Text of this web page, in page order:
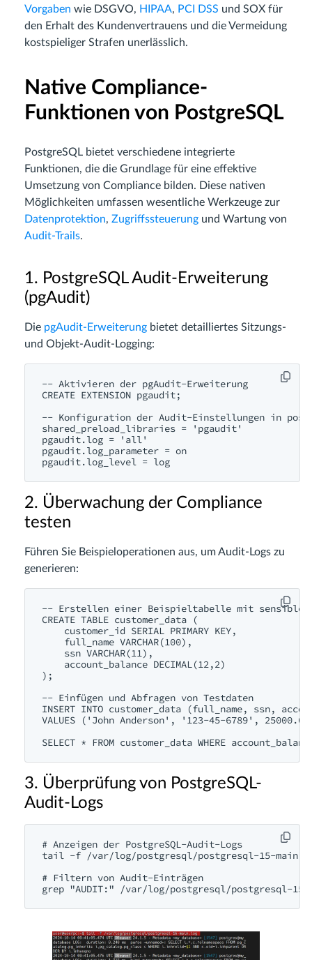
Vorgaben wie DSGVO, HIPAA, PCI DSS und SOX für
den Erhalt des Kundenvertrauens und die Vermeidung
kostspieliger Strafen unerlässlich.
Native Compliance-
Funktionen von PostgreSQL
PostgreSQL bietet verschiedene integrierte
Funktionen, die die Grundlage für eine effektive
Umsetzung von Compliance bilden. Diese nativen
Möglichkeiten umfassen wesentliche Werkzeuge zur
Datenprotektion, Zugriffssteuerung und Wartung von
Audit-Trails.
1. PostgreSQL Audit-Erweiterung
(pgAudit)
Die pgAudit-Erweiterung bietet detailliertes Sitzungs-
und Objekt-Audit-Logging:
-- Aktivieren der pgAudit-Erweiterung
CREATE EXTENSION pgaudit;
-- Konfiguration der Audit-Einstellungen in
shared_preload_libraries = 'pgaudit'
pgaudit.log = 'all'
pgaudit.log_parameter = on
2. Überwachung der Compliance
testen
Führen Sie Beispieloperationen aus, um Audit-Logs zu
generieren:
-- Erstellen einer Beispieltabelle mit sensiblen
CREATE TABLE customer_data (
    customer_id SERIAL PRIMARY KEY,
    full_name VARCHAR(100),
    ssn VARCHAR(11),
    account_balance DECIMAL(12,2)
);
-- Einfügen und Abfragen von Testdaten
INSERT INTO customer_data (full_name, ssn,
VALUES ('John Anderson', '123-45-6789',
3. Überprüfung von PostgreSQL-
Audit-Logs
# Anzeigen der PostgreSQL-Audit-Logs
tail -f /var/log/postgresql/postgresql-15-
# Filtern von Audit-Einträgen